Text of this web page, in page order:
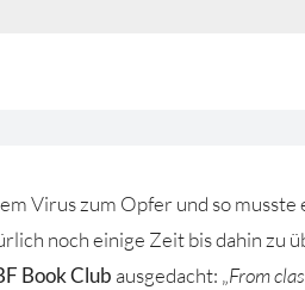
Virus zum Opfer und so
noch einige Zeit bis dahin zu
Book Club ausgedacht: „From